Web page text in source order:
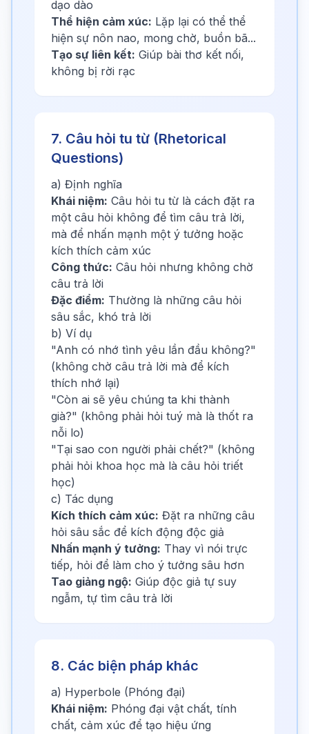
dạo dào
Thể hiện cảm xúc: Lặp lại có thể thể
hiện sự nôn nao, mong chờ, buồn bã...
Tạo sự liên kết: Giúp bài thơ kết nối,
không bị rời rạc
7. Câu hỏi tu từ (Rhetorical
Questions)
a) Định nghĩa
Khái niệm: Câu hỏi tu từ là cách đặt ra
một câu hỏi không để tìm câu trả lời,
mà để nhấn mạnh một ý tưởng hoặc
kích thích cảm xúc
Công thức: Câu hỏi nhưng không chờ
câu trả lời
Đặc điểm: Thường là những câu hỏi
sâu sắc, khó trả lời
b) Ví dụ
"Anh có nhớ tình yêu lần đầu không?"
(không chờ câu trả lời mà để kích
thích nhớ lại)
"Còn ai sẽ yêu chúng ta khi thành
già?" (không phải hỏi tuý mà là thốt ra
nỗi lo)
"Tại sao con người phải chết?" (không
phải hỏi khoa học mà là câu hỏi triết
học)
c) Tác dụng
Kích thích cảm xúc: Đặt ra những câu
hỏi sâu sắc để kích động độc giả
Nhấn mạnh ý tưởng: Thay vì nói trực
tiếp, hỏi để làm cho ý tưởng sâu hơn
Tao giảng ngộ: Giúp độc giả tự suy
ngẫm, tự tìm câu trả lời
8. Các biện pháp khác
a) Hyperbole (Phóng đại)
Khái niệm: Phóng đại vật chất, tính
chất, cảm xúc để tạo hiệu ứng